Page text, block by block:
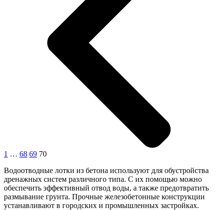
1 … 68 69 70
Водоотводные лотки из бетона используют для обустройства
дренажных систем различного типа. С их помощью можно
обеспечить эффективный отвод воды, а также предотвратить
размывание грунта. Прочные железобетонные конструкции
устанавливают в городских и промышленных застройках.